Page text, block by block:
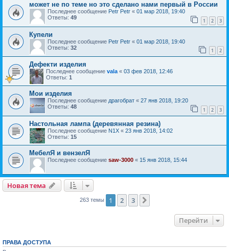
может не по теме но это сделано нами первый в России
Последнее сообщение Petr Petr « 01 мар 2018, 19:40
Ответы: 49 1 2 3
Купели
Последнее сообщение Petr Petr « 01 мар 2018, 19:40
Ответы: 32 1 2
Дефекти изделия
Последнее сообщение vala « 03 фев 2018, 12:46
Ответы: 1
Мои изделия
Последнее сообщение драгобрат « 27 янв 2018, 19:20
Ответы: 48 1 2 3
Настольная лампа (деревянная резина)
Последнее сообщение N1X « 23 янв 2018, 14:02
Ответы: 15
МебелЯ и вензелЯ
Последнее сообщение saw-3000 « 15 янв 2018, 15:44
Новая тема
263 темы 1 2 3
Перейти
ПРАВА ДОСТУПА